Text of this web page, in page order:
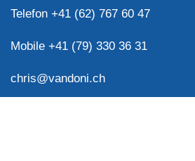
Telefon +41 (62) 767 60 47
Mobile +41 (79) 330 36 31
chris@vandoni.ch